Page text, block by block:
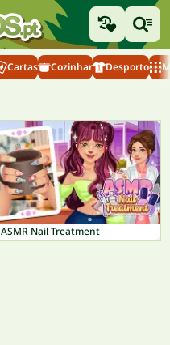
Cartas Cozinhar Desporto
ASMR Nail Treatment